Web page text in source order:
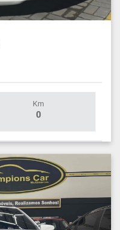
Km
0